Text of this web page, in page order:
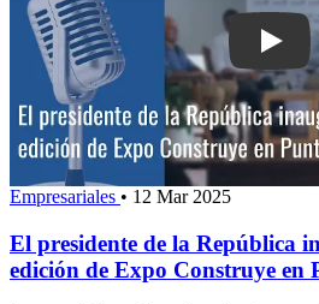
Play:
Empresariales • 12 Mar 2025
El presidente de la República
edición de Expo Construye en